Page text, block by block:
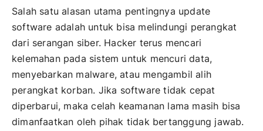
Salah satu alasan utama pentingnya update
software adalah untuk bisa melindungi perangkat
dari serangan siber. Hacker terus mencari
kelemahan pada sistem untuk mencuri data,
menyebarkan malware, atau mengambil alih
perangkat korban. Jika software tidak cepat
diperbarui, maka celah keamanan lama masih bisa
dimanfaatkan oleh pihak tidak bertanggung jawab.